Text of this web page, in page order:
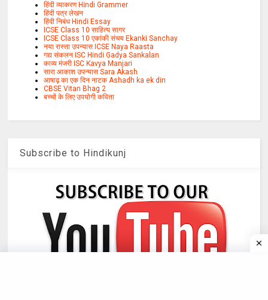
हिंदी व्याकरण Hindi Grammer
हिंदी पत्र लेखन
हिंदी निबंध Hindi Essay
ICSE Class 10 साहित्य सागर
ICSE Class 10 एकांकी संचय Ekanki Sanchay
नया रास्ता उपन्यास ICSE Naya Raasta
गद्य संकलन ISC Hindi Gadya Sankalan
काव्य मंजरी ISC Kavya Manjari
सारा आकाश उपन्यास Sara Akash
आषाढ़ का एक दिन नाटक Ashadh ka ek din
CBSE Vitan Bhag 2
बच्चों के लिए उपयोगी कविता
Subscribe to Hindikunj